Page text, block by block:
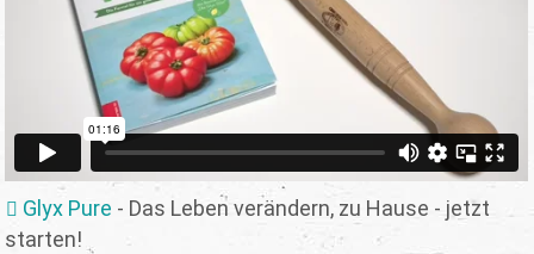
Glyx Pure - Das Leben verändern, zu Hause - jetzt
starten!